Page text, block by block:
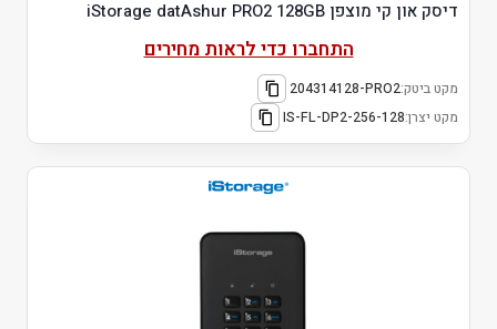
דיסק און קי מוצפן iStorage datAshur PRO2 128GB
התחברו כדי לראות מחירים
מקט ביטק:204314128-PRO2
מקט יצרן:IS-FL-DP2-256-128